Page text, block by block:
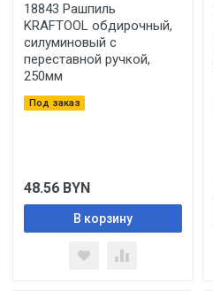
18843 Рашпиль
KRAFTOOL обдирочный,
силуминовый с
переставной ручкой,
250мм
Под заказ
48.56 BYN
В корзину